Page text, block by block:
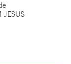
JESUS